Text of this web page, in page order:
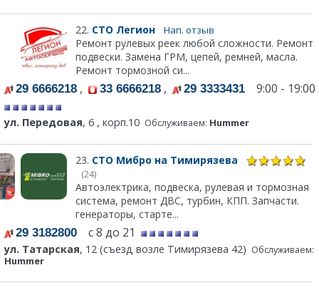
22. СТО Легион Нап. отзыв
Ремонт рулевых реек любой сложности. Ремонт
подвески. Замена ГРМ, цепей, ремней, масла.
Ремонт тормозной си...
29 6666218 , 33 6666218 , 29 3333431 9:00 - 19:00
ул. Передовая, 6 , корп.10 Обслуживаем: Hummer
23. СТО Мибро на Тимирязева
(24)
Автоэлектрика, подвеска, рулевая и тормозная
система, ремонт ДВС, турбин, КПП. Запчасти.
генераторы, старте...
29 3182800 с 8 до 21
ул. Татарская, 12 (съезд возле Тимирязева 42) Обслуживаем:
Hummer